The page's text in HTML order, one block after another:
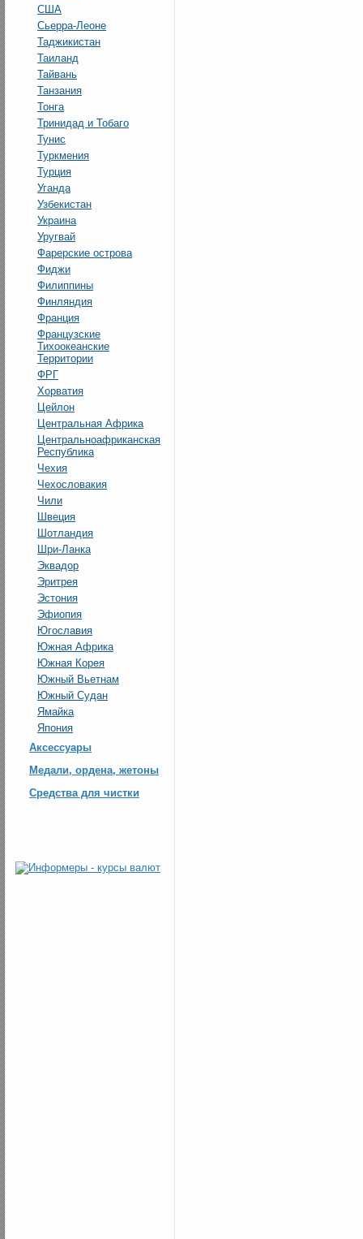
США
Сьерра-Леоне
Таджикистан
Таиланд
Тайвань
Танзания
Тонга
Тринидад и Тобаго
Тунис
Туркмения
Турция
Уганда
Узбекистан
Украина
Уругвай
Фарерские острова
Фиджи
Филиппины
Финляндия
Франция
Французские
Тихоокеанские
Территории
ФРГ
Хорватия
Цейлон
Центральная Африка
Центральноафриканская
Республика
Чехия
Чехословакия
Чили
Швеция
Шотландия
Шри-Ланка
Эквадор
Эритрея
Эстония
Эфиопия
Югославия
Южная Африка
Южная Корея
Южный Вьетнам
Южный Судан
Ямайка
Япония
Аксессуары
Медали, ордена, жетоны
Средства для чистки